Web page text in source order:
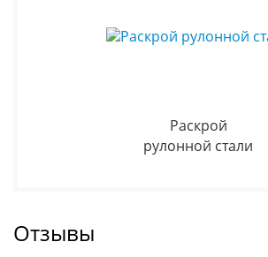
Раскрой
рулонной стали
Отзывы